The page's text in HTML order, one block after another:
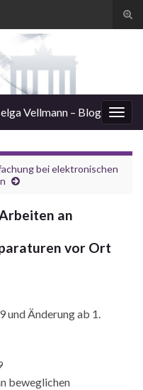
Vellmann – Blog
bei elektronischen
an
vor Ort
und Änderung ab 1.
beweglichen